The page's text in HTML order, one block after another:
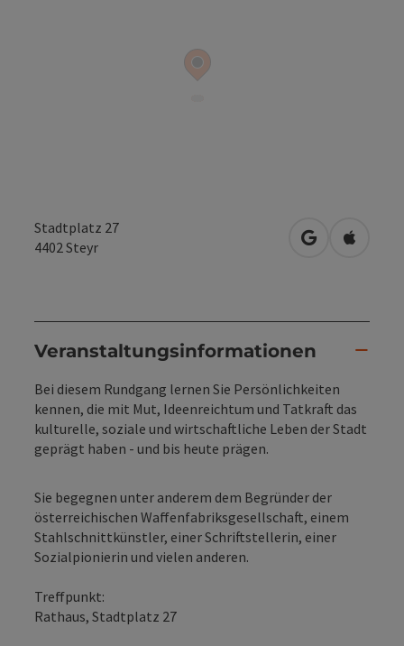
Stadtplatz 27
4402Steyr in Google
in
Veranstaltungsinformationen
Bei diesem Rundgang lernen Sie Persönlichkeiten
kennen, die mit Mut, Ideenreichtum und Tatkraft das
kulturelle, soziale und wirtschaftliche Leben der Stadt
geprägt haben - und bis heute prägen.
Sie begegnen unter anderem dem Begründer der
österreichischen Waffenfabriksgesellschaft, einem
Stahlschnittkünstler, einer Schriftstellerin, einer
Sozialpionierin und vielen anderen.
Treffpunkt:
Rathaus, Stadtplatz 27